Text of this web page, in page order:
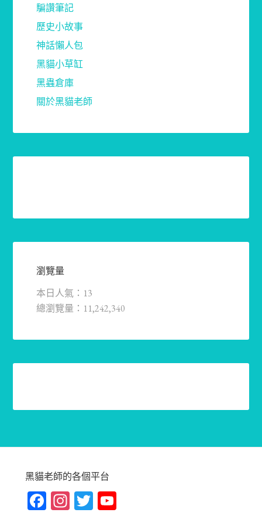
騙讚筆記
歷史小故事
神話懶人包
黑貓小草缸
黑蟲倉庫
關於黑貓老師
瀏覽量
本日人氣：13
總瀏覽量：11,242,340
黑貓老師的各個平台
Fa In T Yo